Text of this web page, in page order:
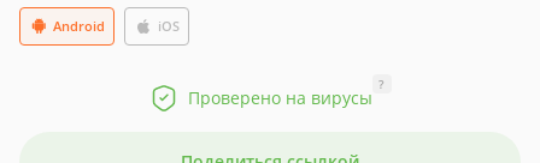
Android iOS
Проверено на вирусы
?